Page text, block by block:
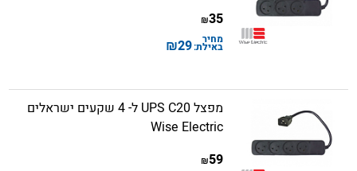
35
₪
מחיר
באילת:29
₪
מפצל UPS C20 ל- 4 שקעים ישראלים
Wise Electric
59
₪